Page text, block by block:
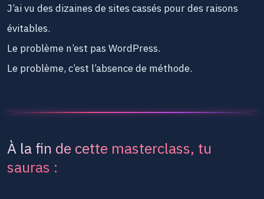
J’ai vu des dizaines de sites cassés pour des raisons
évitables.
Le problème n’est pas WordPress.
Le problème, c’est l’absence de méthode.
À la fin de cette masterclass, tu
sauras :